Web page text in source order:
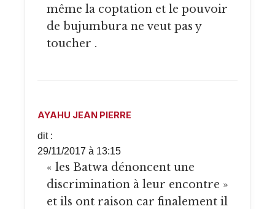
même la coptation et le pouvoir
de bujumbura ne veut pas y
toucher .
AYAHU JEAN PIERRE
dit :
29/11/2017 à 13:15
« les Batwa dénoncent une
discrimination à leur encontre »
et ils ont raison car finalement il